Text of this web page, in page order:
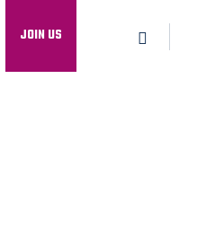
JOIN US